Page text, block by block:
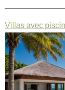
Villas avec